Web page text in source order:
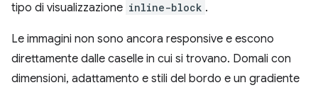
tipo di visualizzazione inline-block .
Le immagini non sono ancora responsive e escono
direttamente dalle caselle in cui si trovano. Domali con
dimensioni, adattamento e stili del bordo e un gradiente